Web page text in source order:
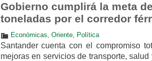
Gobierno cumplirá la meta
toneladas por el corredor
Económicas, Oriente, Política
Santander cuenta con el compromiso
mejoras en servicios de transporte,